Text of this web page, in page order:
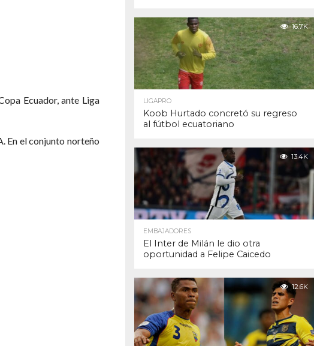
Ecuador, ante Liga
En el conjunto norteño
16.7K
LIGAPRO
Koob Hurtado concretó su regreso
al fútbol ecuatoriano
13.4K
EMBAJADORES
El Inter de Milán le dio otra
oportunidad a Felipe Caicedo
12.6K